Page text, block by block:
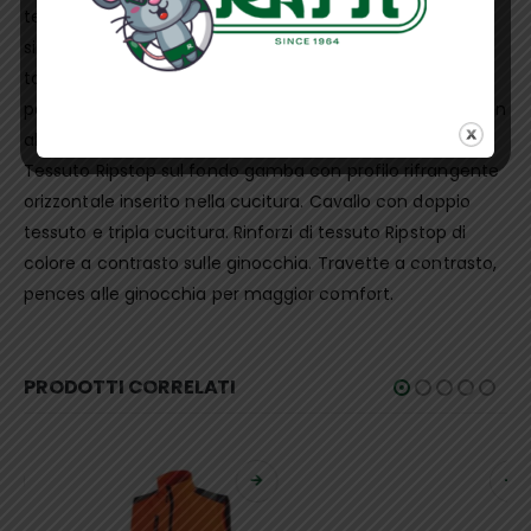
tessuto Ripstop, tascone laterale applicato sulla gamba
sinistra chiuso con zip waterproof e con ulteriori due
taschini, uno in tessuto Ripstop ed uno in mesh di
poliestere. Due tasche posteriori, una a destra chiusa con
aletta e velcro, una a sinistra chiusa con zip waterproof.
Tessuto Ripstop sul fondo gamba con profilo rifrangente
orizzontale inserito nella cucitura. Cavallo con doppio
tessuto e tripla cucitura. Rinforzi di tessuto Ripstop di
colore a contrasto sulle ginocchia. Travette a contrasto,
pences alle ginocchia per maggior comfort.
PRODOTTI CORRELATI